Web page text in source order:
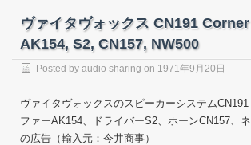
ヴァイタヴォックス CN191
AK154, S2, CN157, NW500
Posted by audio sharing on 1971年9月20日
ヴァイタヴォックスのスピーカーシステム
ファーAK154、ドライバーS2、ホーンCN157、
の広告（輸入元：今井商事）